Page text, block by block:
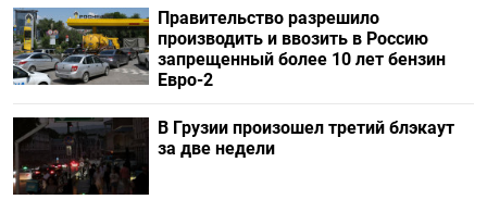
Правительство разрешило
производить и ввозить в Россию
запрещенный более 10 лет бензин
Евро-2
В Грузии произошел третий блэкаут
за две недели